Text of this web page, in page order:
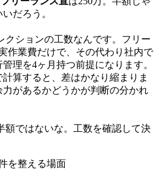
だろう。
クションの工数なんです。フリー
作業費だけで、その代わり社内で
理を4ヶ月持つ前提になります。
算すると、差はかなり縮まりま
があるかどうかが判断の分かれ
額ではないな。工数を確認して決
を整える場面